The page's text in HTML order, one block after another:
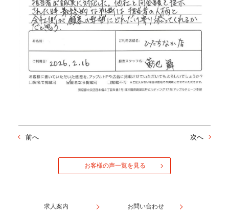
前へ 次へ
お客様の声一覧を見る
求人案内 お問い合わせ